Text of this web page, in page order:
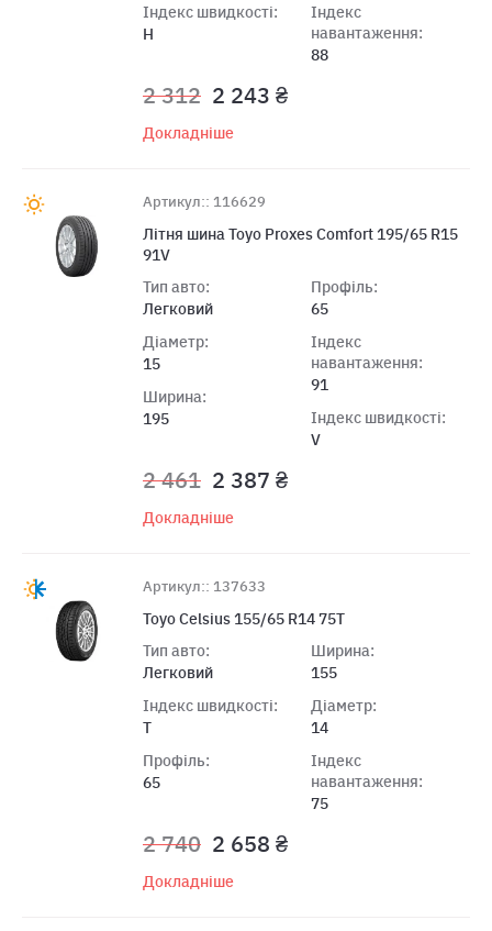
Індекс швидкості:
H
Індекс
навантаження:
88
2 312 2 243 ₴
Докладніше
Артикул:: 116629
Літня шина Toyo Proxes Comfort 195/65 R15
91V
Тип авто:
Легковий
Діаметр:
15
Ширина:
195
Профіль:
65
Індекс
навантаження:
91
Індекс швидкості:
V
2 461 2 387 ₴
Докладніше
Артикул:: 137633
Toyo Celsius 155/65 R14 75T
Тип авто:
Легковий
Індекс швидкості:
T
Профіль:
65
Ширина:
155
Діаметр:
14
Індекс
навантаження:
75
2 740 2 658 ₴
Докладніше